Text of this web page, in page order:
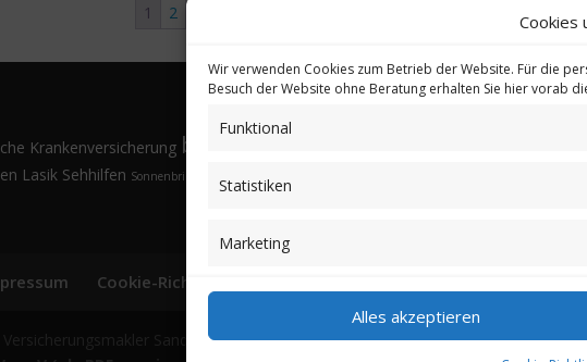
Cookies
Wir verwenden Cookies zum Betrieb der Website. Für die
Besuch der Website ohne Beratung erhalten Sie hier vorab
Funktional
Statistiken
Marketing
Alles akzeptieren
1 2
Krankenversicherung bkV
Lasik Sehhilfen Sonnenbrille Tarifvergleich
Cookie-Richtlinie (EU)
Sander GmbH | Alle Rechte vorbehalten